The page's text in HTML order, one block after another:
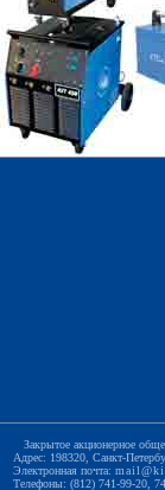
Закрытое акционерное
Адрес: 198320, Санкт-
Электронная почта:
Телефоны: (812) 741-99-20,